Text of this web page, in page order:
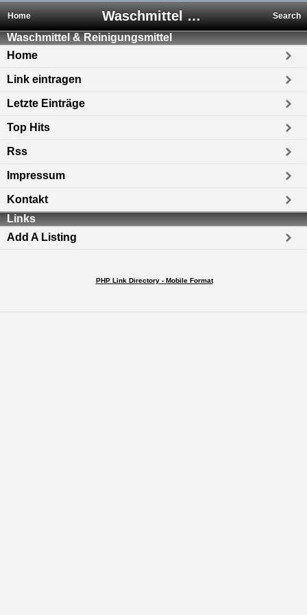
Waschmittel & Reinigungsmittel
Home Search
Waschmittel & Reinigungsmittel
Home
Link eintragen
Letzte Einträge
Top Hits
Rss
Impressum
Kontakt
Links
Add A Listing
PHP Link Directory - Mobile Format